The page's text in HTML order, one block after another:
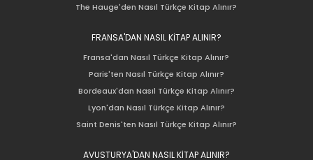
The Hauge'den Nasıl Türkçe Kitap Alınır?
FRANSA'DAN NASIL KİTAP ALINIR?
Fransa'dan Nasıl Türkçe Kitap Alınır?
Paris'ten Nasıl Türkçe Kitap Alınır?
Bordeaux'dan Nasıl Türkçe Kitap Alınır?
Lyon'dan Nasıl Türkçe Kitap Alınır?
Saint Denis'ten Nasıl Türkçe Kitap Alınır?
AVUSTURYA'DAN NASIL KİTAP ALINIR?